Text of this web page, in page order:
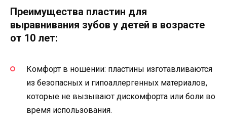
Преимущества пластин для
выравнивания зубов у детей в возрасте
от 10 лет:
Комфорт в ношении: пластины изготавливаются
из безопасных и гипоаллергенных материалов,
которые не вызывают дискомфорта или боли во
время использования.